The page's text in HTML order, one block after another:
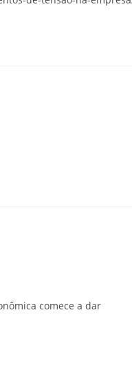
comece a dar